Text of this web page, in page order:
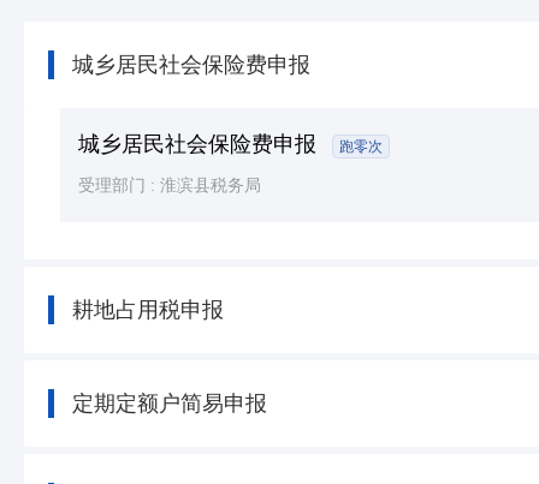
司法公证 (39)
城乡居民社会保险费申报
城乡居民社会保险费申报 跑零次
受理部门 : 淮滨县税务局
耕地占用税申报
定期定额户简易申报